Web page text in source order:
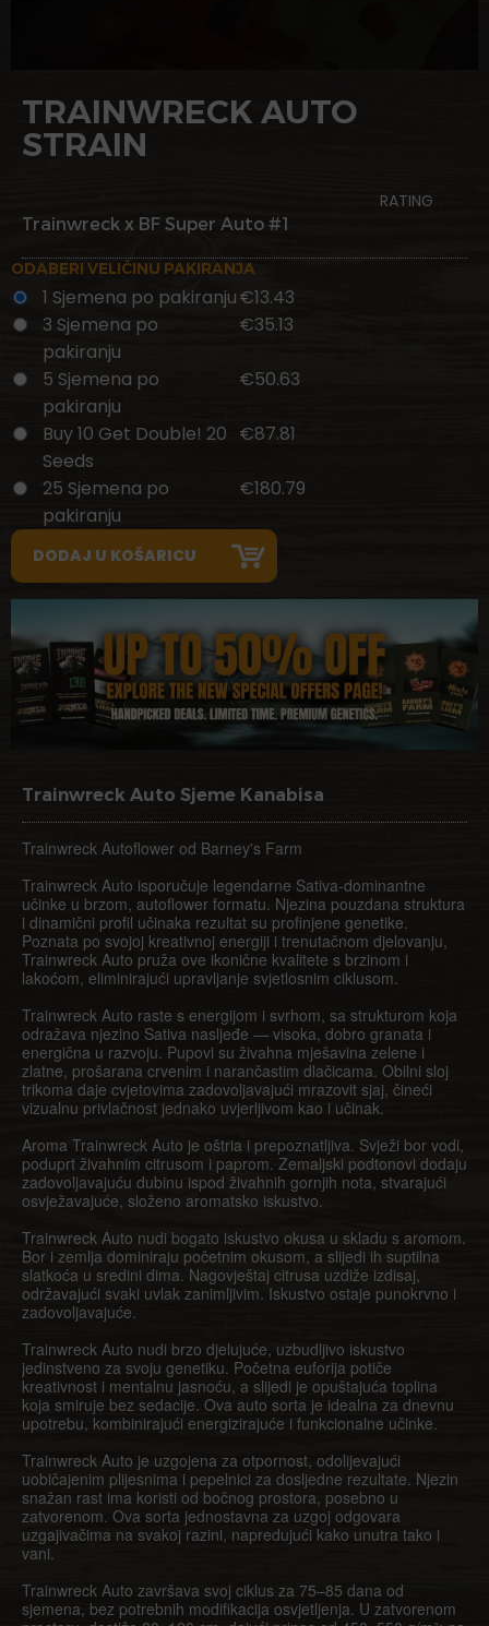
TRAINWRECK AUTO
STRAIN
RATING
Trainwreck x BF Super Auto #1
ODABERI VELIČINU PAKIRANJA
1 Sjemena po pakiranju€13.43
3 Sjemena po
pakiranju
€35.13
5 Sjemena po
pakiranju
€50.63
Buy 10 Get Double! 20
Seeds
€87.81
25 Sjemena po
pakiranju
€180.79
Trainwreck Auto Sjeme Kanabisa
Trainwreck Autoflower od Barney's Farm
Trainwreck Auto isporučuje legendarne Sativa-dominantne
učinke u brzom, autoflower formatu. Njezina pouzdana struktura
i dinamični profil učinaka rezultat su profinjene genetike.
Poznata po svojoj kreativnoj energiji i trenutačnom djelovanju,
Trainwreck Auto pruža ove ikonične kvalitete s brzinom i
lakoćom, eliminirajući upravljanje svjetlosnim ciklusom.
Trainwreck Auto raste s energijom i svrhom, sa strukturom koja
odražava njezino Sativa nasljeđe — visoka, dobro granata i
energična u razvoju. Pupovi su živahna mješavina zelene i
zlatne, prošarana crvenim i narančastim dlačicama. Obilni sloj
trikoma daje cvjetovima zadovoljavajući mrazovit sjaj, čineći
vizualnu privlačnost jednako uvjerljivom kao i učinak.
Aroma Trainwreck Auto je oštria i prepoznatljiva. Svježi bor vodi,
poduprt živahnim citrusom i paprom. Zemaljski podtonovi dodaju
zadovoljavajuću dubinu ispod živahnih gornjih nota, stvarajući
osvježavajuće, složeno aromatsko iskustvo.
Trainwreck Auto nudi bogato iskustvo okusa u skladu s aromom.
Bor i zemlja dominiraju početnim okusom, a slijedi ih suptilna
slatkoća u sredini dima. Nagovještaj citrusa uzdiže izdisaj,
održavajući svaki uvlak zanimljivim. Iskustvo ostaje punokrvno i
zadovoljavajuće.
Trainwreck Auto nudi brzo djelujuće, uzbudljivo iskustvo
jedinstveno za svoju genetiku. Početna euforija potiče
kreativnost i mentalnu jasnoću, a slijedi je opuštajuća toplina
koja smiruje bez sedacije. Ova auto sorta je idealna za dnevnu
upotrebu, kombinirajući energizirajuće i funkcionalne učinke.
Trainwreck Auto je uzgojena za otpornost, odolijevajući
uobičajenim plijesnima i pepelnici za dosljedne rezultate. Njezin
snažan rast ima koristi od bočnog prostora, posebno u
zatvorenom. Ova sorta jednostavna za uzgoj odgovara
uzgajivačima na svakoj razini, napredujući kako unutra tako i
vani.
Trainwreck Auto završava svoj ciklus za 75–85 dana od
sjemena, bez potrebnih modifikacija osvjetljenja. U zatvorenom